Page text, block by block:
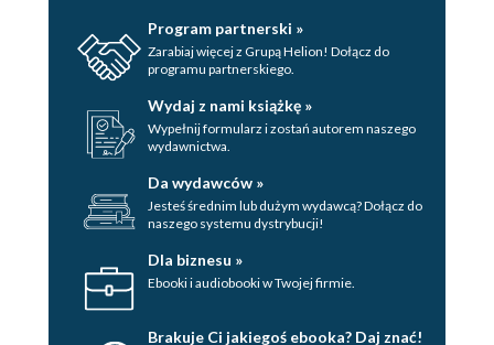
Program partnerski »
Zarabiaj więcej z Grupą Helion! Dołącz do
programu partnerskiego.
Wydaj z nami książkę »
Wypełnij formularz i zostań autorem naszego
wydawnictwa.
Da wydawców »
Jesteś średnim lub dużym wydawcą? Dołącz do
naszego systemu dystrybucji!
Dla biznesu »
Ebooki i audiobooki w Twojej firmie.
Brakuje Ci jakiegoś ebooka? Daj znać!